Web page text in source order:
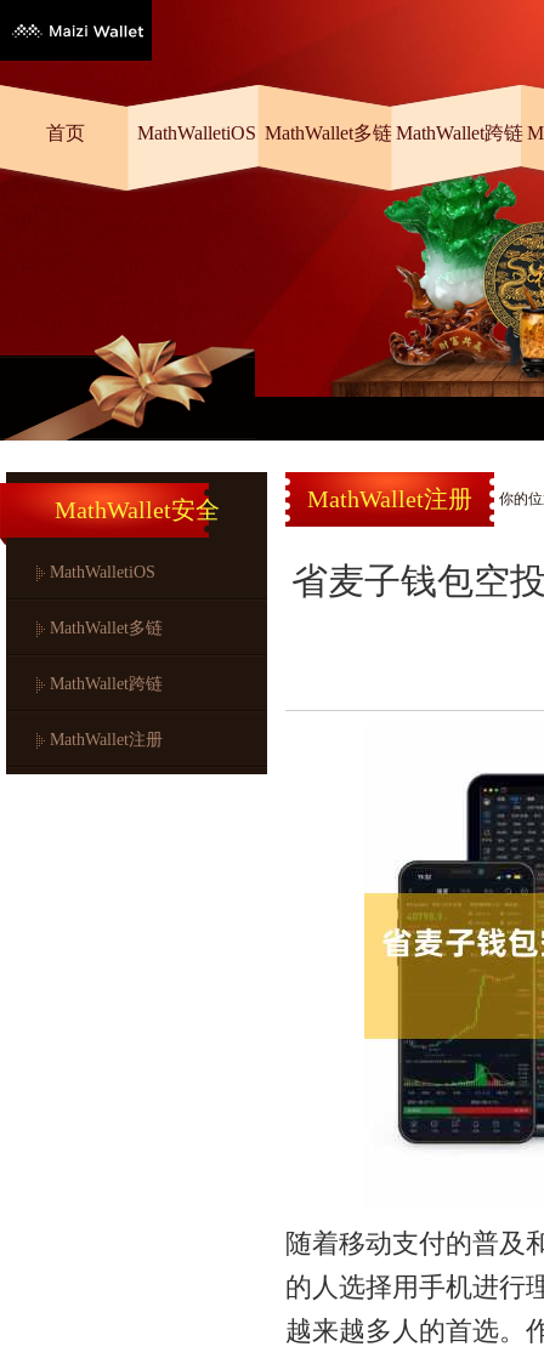
首页 MathWalletiOS MathWallet多链 MathWallet跨链
MathWallet安全
MathWalletiOS
MathWallet多链
MathWallet跨链
MathWallet注册
MathWallet注册 你的
省麦子钱包空
随着移动支付的普及
的人选择用手机进行
越来越多人的首选。